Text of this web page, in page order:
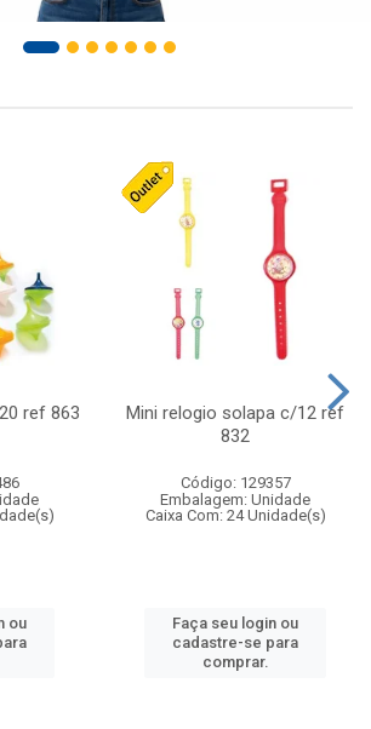
ref 863
ou
Mini relogio solapa c/12 ref
832
Código: 129357
Embalagem: Unidade
Caixa Com: 24 Unidade(s)
Faça seu login ou
cadastre-se para
comprar.